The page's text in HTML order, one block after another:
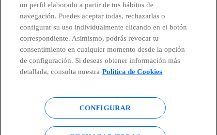
Canal de Denuncias
Centro Global Transparencia
Política de cookies Aviso legal
Accesibilidad Política de privacidad
un perfil elaborado a partir de tus hábitos de
navegación. Puedes aceptar todas, rechazarlas o
configurar su uso individualmente clicando en el botón
correspondiente. Asimismo, podrás revocar tu
consentimiento en cualquier momento desde la opción
de configuración. Si deseas obtener información más
detallada, consulta nuestra Política de Cookies
CONFIGURAR